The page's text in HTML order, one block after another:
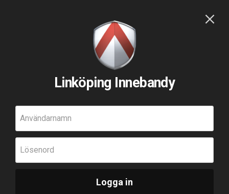
Linköping Innebandy
Användarnamn
Lösenord
Logga in